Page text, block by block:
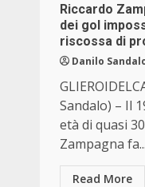
Riccardo
dei gol
riscossa di
Danilo
Sandalo) – Il
età di quasi
Zampagna fa...
Read More